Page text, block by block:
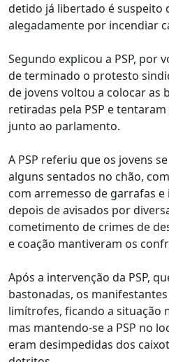
detido já libertado é suspeito
alegadamente por incendiar
Segundo explicou a PSP, por
de terminado o protesto
de jovens voltou a colocar as
retiradas pela PSP e
junto ao parlamento.
A PSP referiu que os jovens
alguns sentados no chão,
com arremesso de garrafas
depois de avisados por
cometimento de crimes de
e coação mantiveram os
Após a intervenção da PSP,
bastonadas, os
limítrofes, ficando a situação
mas mantendo-se a PSP no
eram desimpedidas dos